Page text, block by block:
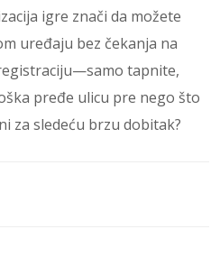
igre znači da možete
uređaju bez čekanja na
tapnite,
pređe ulicu pre nego što
za sledeću brzu dobitak?